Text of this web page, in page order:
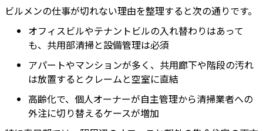
ビルメンの仕事が切れない理由を整理すると次の通りです。
オフィスビルやテナントビルの入れ替わりはあって
も、共用部清掃と設備管理は必須
アパートやマンションが多く、共用廊下や階段の汚れ
は放置するとクレームと空室に直結
高齢化で、個人オーナーが自主管理から清掃業者への
外注に切り替えるケースが増加